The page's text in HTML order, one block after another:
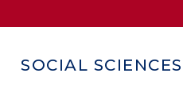
SOCIAL SCIENCES